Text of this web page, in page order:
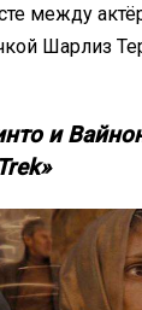
между
Шарлиз
и